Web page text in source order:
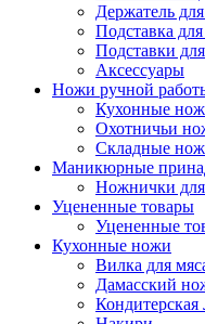
Держатель
Подставка
Подставки
Аксессуары
Ножи ручной
Кухонные
Охотничьи
Складные
Маникюрные
Ножнички
Уцененные товары
Уцененные
Кухонные ножи
Вилка для
Дамасский
Кондитерская